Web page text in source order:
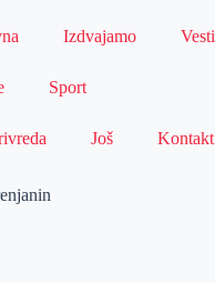
Izdvajamo Vesti
Sport
Još Kontakt